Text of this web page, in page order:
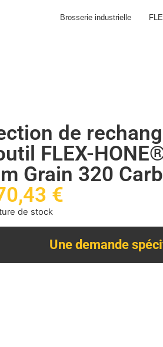
Brosserie industrielle
de
FLEX-
Grain 320
€
de stock
Une demande